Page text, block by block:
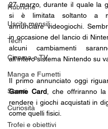
Rubriche
Uscite mensili
Tech
Cinema e TV
Manga e Fumetti
Sconti
Curiosità
Trofei e obiettivi
27 marzo, durante il quale la
si è limitata soltanto a
annunciare videogiochi.
in occasione del lancio di
alcuni cambiamenti
all'intero sistema Nintendo su
Il primo annunciato oggi
Game Card , che offriranno
rendere i giochi acquistati in
come quelli fisici.